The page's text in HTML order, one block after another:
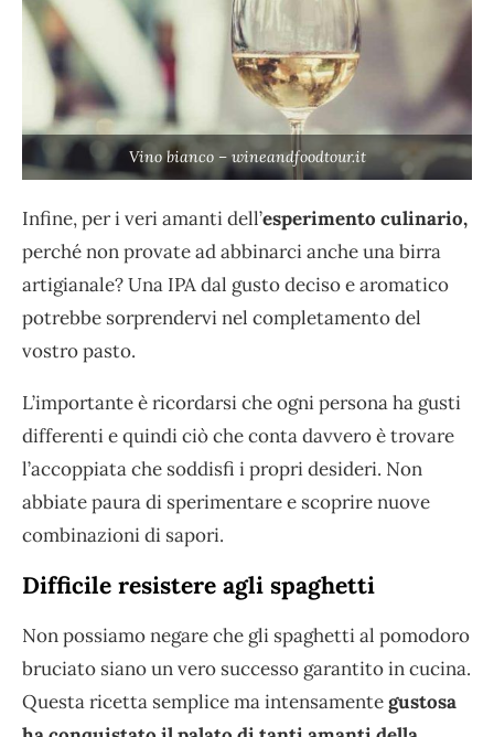
Vino bianco – wineandfoodtour.it
Infine, per i veri amanti dell’esperimento culinario,
perché non provate ad abbinarci anche una birra
artigianale? Una IPA dal gusto deciso e aromatico
potrebbe sorprendervi nel completamento del
vostro pasto.
L’importante è ricordarsi che ogni persona ha gusti
differenti e quindi ciò che conta davvero è trovare
l’accoppiata che soddisfi i propri desideri. Non
abbiate paura di sperimentare e scoprire nuove
combinazioni di sapori.
Difficile resistere agli spaghetti
Non possiamo negare che gli spaghetti al pomodoro
bruciato siano un vero successo garantito in cucina.
Questa ricetta semplice ma intensamentegustosa